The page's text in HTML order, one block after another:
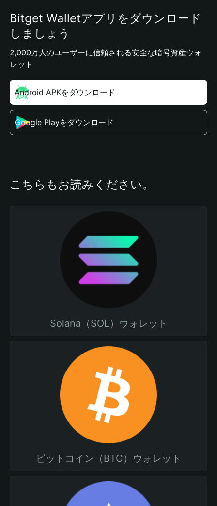
Bitget Walletアプリをダウンロード
しましょう
2,000万人のユーザーに信頼される安全な暗号資産ウォ
レット
Android APKをダウンロード
Google Playをダウンロード
こちらもお読みください。
Solana（SOL）ウォレット
ビットコイン（BTC）ウォレット